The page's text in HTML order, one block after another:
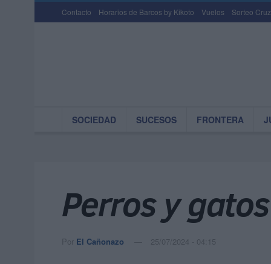
Contacto Horarios de Barcos by Kikoto Vuelos Sorteo
SOCIEDAD SUCESOS FRONTERA
Perros y
Por El Cañonazo 25/07/2024 - 04:15